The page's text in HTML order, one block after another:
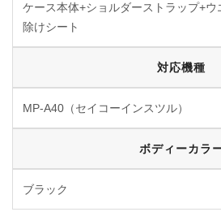
ケース本体+ショルダーストラップ+
除けシート
対応機種
MP-A40（セイコーインスツル）
ボディーカラ
ブラック